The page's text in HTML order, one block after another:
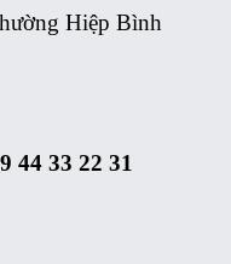
Hiệp Bình
44 33 22 31